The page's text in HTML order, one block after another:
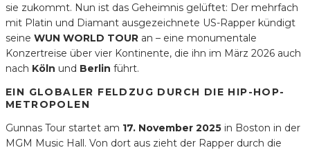
sie zukommt. Nun ist das Geheimnis gelüftet: Der mehrfach
mit Platin und Diamant ausgezeichnete US-Rapper kündigt
seine WUN WORLD TOUR an – eine monumentale
Konzertreise über vier Kontinente, die ihn im März 2026 auch
nach Köln und Berlin führt.
EIN GLOBALER FELDZUG DURCH DIE HIP-HOP-
METROPOLEN
Gunnas Tour startet am 17. November 2025 in Boston in der
MGM Music Hall. Von dort aus zieht der Rapper durch die